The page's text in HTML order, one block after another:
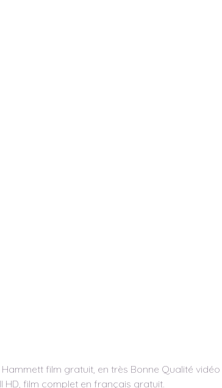
film gratuit, en très Bonne Qualité vidéo
film complet en français gratuit.